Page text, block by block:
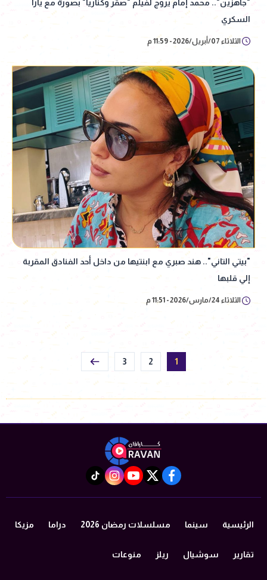
"جاهزين".. محمد إمام يروج لفيلم "صقر وكناريا" بصورة مع يارا
السكري
الثلاثاء 07/أبريل/2026 - 11:59 م
"بيتي التاني".. هند صبري مع ابنتيها من داخل أحد الفنادق المقربة
إلي قلبها
الثلاثاء 24/مارس/2026 - 11:51 م
1
2
3
facebook
twitter
youtube
instagram
tiktok
الرئيسية سينما مسلسلات رمضان 2026 دراما مزيكا
تقارير سوشيال ريلز منوعات